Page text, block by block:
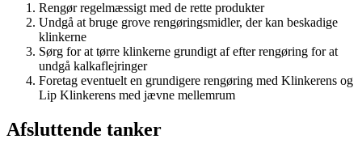
Rengør regelmæssigt med de rette produkter
Undgå at bruge grove rengøringsmidler, der kan beskadige
klinkerne
Sørg for at tørre klinkerne grundigt af efter rengøring for at
undgå kalkaflejringer
Foretag eventuelt en grundigere rengøring med Klinkerens og
Lip Klinkerens med jævne mellemrum
Afsluttende tanker